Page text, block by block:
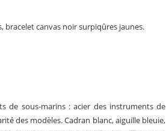
bracelet canvas noir surpiqûres jaunes.
de sous-marins : acier des instruments de
des modèles. Cadran blanc, aiguille bleuie,